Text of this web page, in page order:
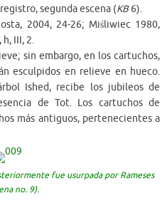
segunda escena (KB6).
2004, 24-26; Miśliwiec 1980,
III, 2.
sin embargo, en los cartuchos,
esculpidos en relieve en hueco.
Ished, recibe los jubileos de
de Tot. Los cartuchos de
más antiguos, pertenecientes a
fue usurpada por Rameses
no. 9).